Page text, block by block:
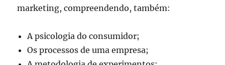
marketing, compreendendo, também:
A psicologia do consumidor;
Os processos de uma empresa;